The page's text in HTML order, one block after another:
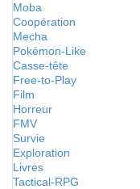
Moba
Coopération
Mecha
Pokémon-Like
Casse-tête
Free-to-Play
Film
Horreur
FMV
Survie
Exploration
Livres
Tactical-RPG